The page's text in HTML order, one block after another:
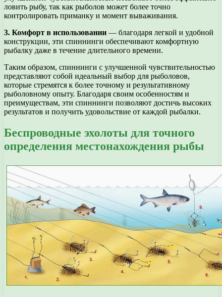
ловить рыбу, так как рыболов может более точно
контролировать приманку и момент вываживания.
3. Комфорт в использовании — благодаря легкой и удобной
конструкции, эти спиннинги обеспечивают комфортную
рыбалку даже в течение длительного времени.
Таким образом, спиннинги с улучшенной чувствительностью
представляют собой идеальный выбор для рыболовов,
которые стремятся к более точному и результативному
рыболовному опыту. Благодаря своим особенностям и
преимуществам, эти спиннинги позволяют достичь высоких
результатов и получить удовольствие от каждой рыбалки.
Беспроводные эхолоты для точного
определения местонахождения рыбы